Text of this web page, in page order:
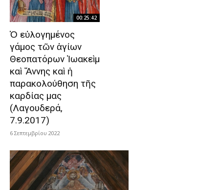
00:25:42
Ὁ εὐλογημένος
γάμος τῶν ἁγίων
Θεοπατόρων Ἰωακεὶμ
καὶ Ἄννης καὶ ἡ
παρακολούθηση τῆς
καρδίας μας
(Λαγουδερά,
7.9.2017)
6 Σεπτεμβρίου 2022